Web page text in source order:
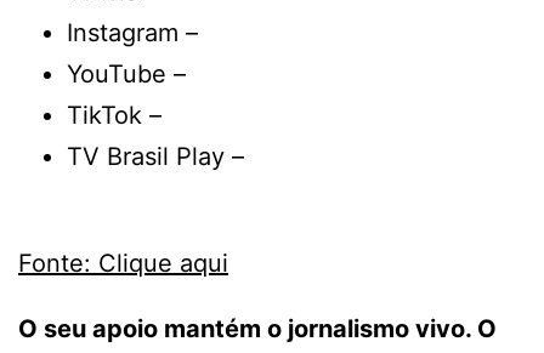
Instagram –
YouTube –
TikTok –
TV Brasil Play –
Fonte: Clique aqui
O seu apoio mantém o jornalismo vivo. O